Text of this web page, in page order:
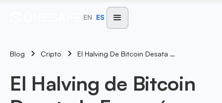
EN ES
Blog Cripto El Halving De Bitcoin Desata La Frenesí Por Las Altcoins
El Halving de Bitcoin